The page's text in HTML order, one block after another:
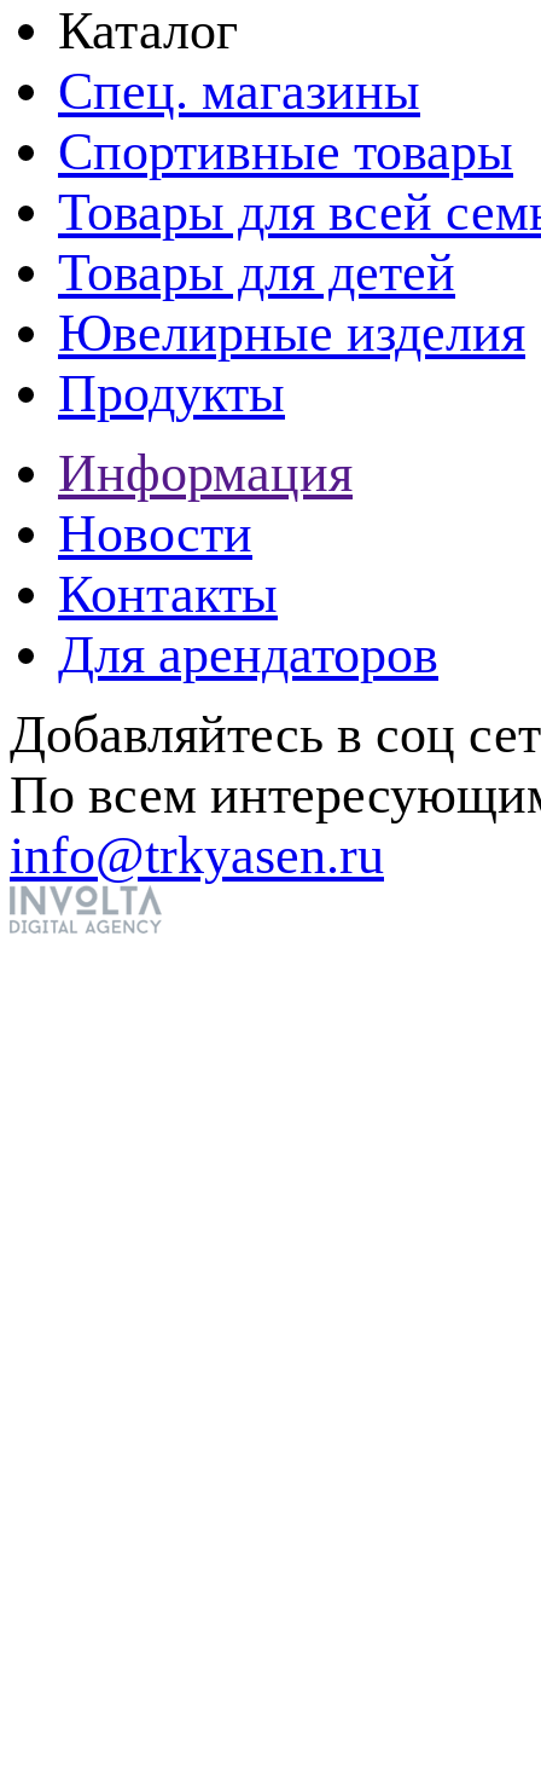
Каталог
Спец. магазины
Спортивные товары
Товары для всей
Товары для детей
Ювелирные изделия
Продукты
Информация
Новости
Контакты
Для арендаторов
Добавляйтесь в соц
По всем
info@trkyasen.ru